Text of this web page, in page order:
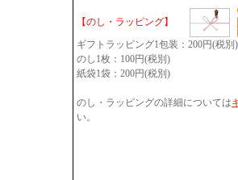
【のし・ラッピング】
ギフトラッピング1包装：200円(税別)
のし1枚：100円(税別)
紙袋1袋：200円(税別)
のし・ラッピングの詳細については
い。